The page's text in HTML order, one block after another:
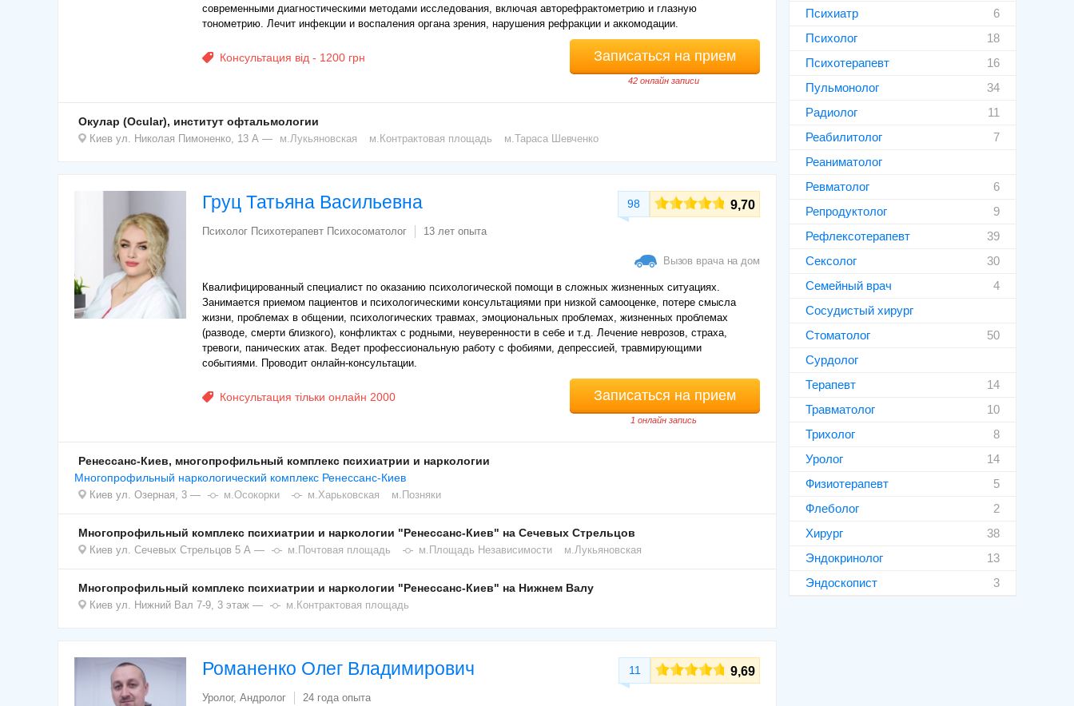
современными диагностическими методами исследования, включая авторефрактометрию и глазную
тонометрию. Лечит инфекции и воспаления органа зрения, нарушения рефракции и аккомодации.
Записаться на прием
42 онлайн записи
Консультация від - 1200 грн
Окулар (Ocular), институт офтальмологии
Киев ул. Николая Пимоненко, 13 А м.Лукьяновская м.Контрактовая площадь м.Тараса Шевченко
Груц Татьяна Васильевна
Психолог Психотерапевт Психосоматолог 13 лет опыта
98 9,70
Вызов врача на дом
Квалифицированный специалист по оказанию психологической помощи в сложных жизненных ситуациях.
Занимается приемом пациентов и психологическими консультациями при низкой самооценке, потере смысла
жизни, проблемах в общении, психологических травмах, эмоциональных проблемах, жизненных проблемах
(разводе, смерти близкого), конфликтах с родными, неуверенности в себе и т.д. Лечение неврозов, страха,
тревоги, панических атак. Ведет профессиональную работу с фобиями, депрессией, травмирующими
событиями. Проводит онлайн-консультации.
Записаться на прием
1 онлайн запись
Консультация тільки онлайн 2000
Ренессанс-Киев, многопрофильный комплекс психиатрии и наркологии
Многопрофильный наркологический комплекс Ренессанс-Киев
Киев ул. Озерная, 3 м.Осокорки м.Харьковская м.Позняки
Многопрофильный комплекс психиатрии и наркологии "Ренессанс-Киев" на Сечевых Стрельцов
Киев ул. Сечевых Стрельцов 5 А м.Почтовая площадь м.Площадь Независимости м.Лукьяновская
Многопрофильный комплекс психиатрии и наркологии "Ренессанс-Киев" на Нижнем Валу
Киев ул. Нижний Вал 7-9, 3 этаж м.Контрактовая площадь
Романенко Олег Владимирович
Уролог, Андролог 24 года опыта
11 9,69
Психиатр
6
Психолог
18
Психотерапевт
16
Пульмонолог
34
Радиолог
11
Реабилитолог
7
Реаниматолог
Ревматолог
6
Репродуктолог
9
Рефлексотерапевт
39
Сексолог
30
Семейный врач
4
Сосудистый хирург
Стоматолог
50
Сурдолог
Терапевт
14
Травматолог
10
Трихолог
8
Уролог
14
Физиотерапевт
5
Флеболог
2
Хирург
38
Эндокринолог
13
Эндоскопист
3